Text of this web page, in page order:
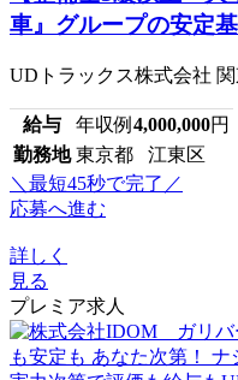
車』グループの安定
UDトラックス株式会社
給与 年収例 4,000,000円
勤務地 東京都 江東区
＼最短45秒で完了／
応募へ進む
詳しく
見る
プレミア求人